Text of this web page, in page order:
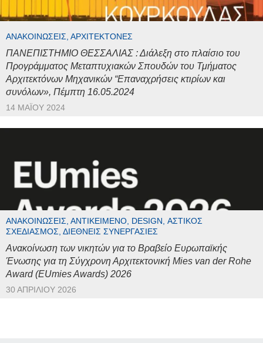
ΑΝΑΚΟΙΝΏΣΕΙΣ, ΑΡΧΙΤΈΚΤΟΝΕΣ
ΠΑΝΕΠΙΣΤΗΜΙΟ ΘΕΣΣΑΛΙΑΣ : Διάλεξη στο πλαίσιο του
Προγράμματος Μεταπτυχιακών Σπουδών του Τμήματος
Αρχιτεκτόνων Μηχανικών “Επαναχρήσεις κτιρίων και
συνόλων», Πέμπτη 16.05.2024
14 ΜΑΪ́ΟΥ 2024
ΑΝΑΚΟΙΝΏΣΕΙΣ, ΑΝΤΙΚΕΊΜΕΝΟ, DESIGN, ΑΣΤΙΚΌΣ
ΣΧΕΔΙΑΣΜΌΣ, ΔΙΕΘΝΕΊΣ ΣΥΝΕΡΓΑΣΊΕΣ
Ανακοίνωση των νικητών για το Βραβείο Ευρωπαϊκής
Ένωσης για τη Σύγχρονη Αρχιτεκτονική Mies van der Rohe
Award (EUmies Awards) 2026
30 ΑΠΡΙΛΊΟΥ 2026